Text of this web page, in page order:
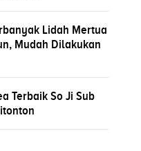
Lidah Mertua
Mudah Dilakukan
Terbaik So Ji Sub